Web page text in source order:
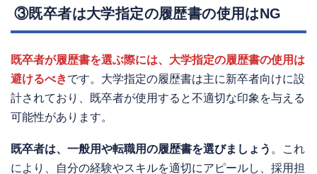
③既卒者は大学指定の履歴書の使用はNG
既卒者が履歴書を選ぶ際には、大学指定の履歴書の使用は
避けるべきです。大学指定の履歴書は主に新卒者向けに設
計されており、既卒者が使用すると不適切な印象を与える
可能性があります。
既卒者は、一般用や転職用の履歴書を選びましょう 。これ
により、自分の経験やスキルを適切にアピールし、採用担